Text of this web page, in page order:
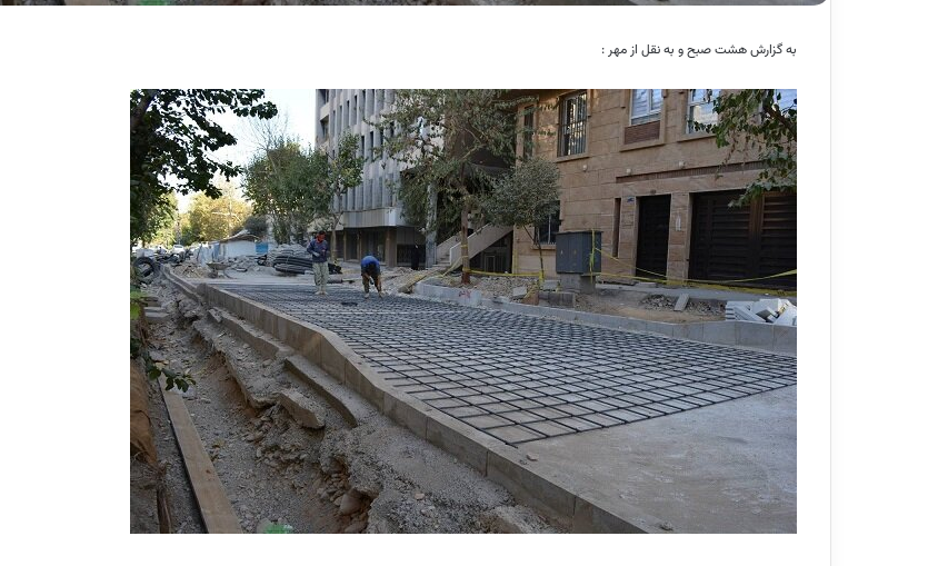
به گزارش هشت صبح و به نقل از مهر :